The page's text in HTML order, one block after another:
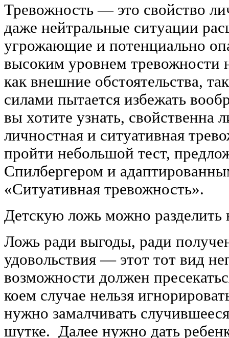
Тревожность — это свойство
даже нейтральные ситуации
угрожающие и потенциально
высоким уровнем тревожности
как внешние обстоятельства,
силами пытается избежать
вы хотите узнать, свойственна
личностная и ситуативная
пройти небольшой тест,
Спилбергером и
«Ситуативная тревожность».
Детскую ложь можно разделить
Ложь ради выгоды, ради
удовольствия — этот тот вид
возможности должен
коем случае нельзя
нужно замалчивать
шутке. Далее нужно дать